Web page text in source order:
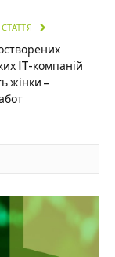
IT-компаній
жінки –